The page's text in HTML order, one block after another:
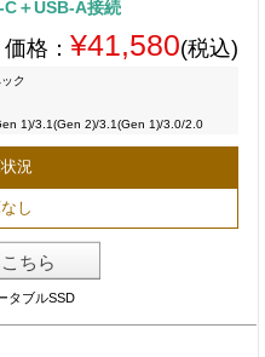
C＋USB-A接続
格： ¥41,580(税込)
ク
1)/3.1(Gen 2)/3.1(Gen 1)/3.0/2.0
況
し
ちら
タブルSSD